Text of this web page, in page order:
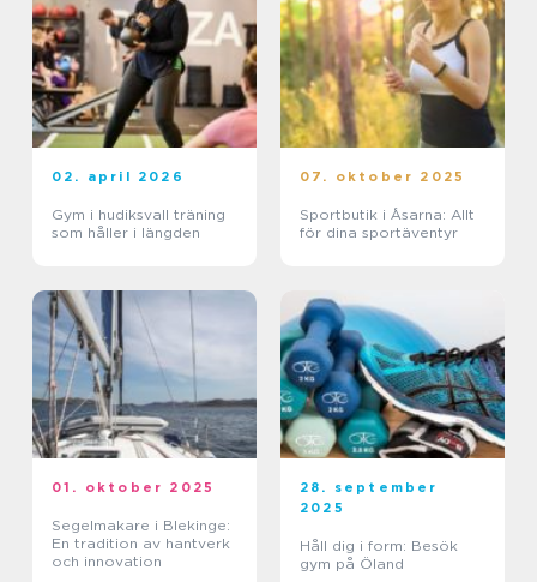
02. april 2026
Gym i hudiksvall träning
som håller i längden
07. oktober 2025
Sportbutik i Åsarna: Allt
för dina sportäventyr
01. oktober 2025
Segelmakare i Blekinge:
En tradition av hantverk
och innovation
28. september
2025
Håll dig i form: Besök
gym på Öland